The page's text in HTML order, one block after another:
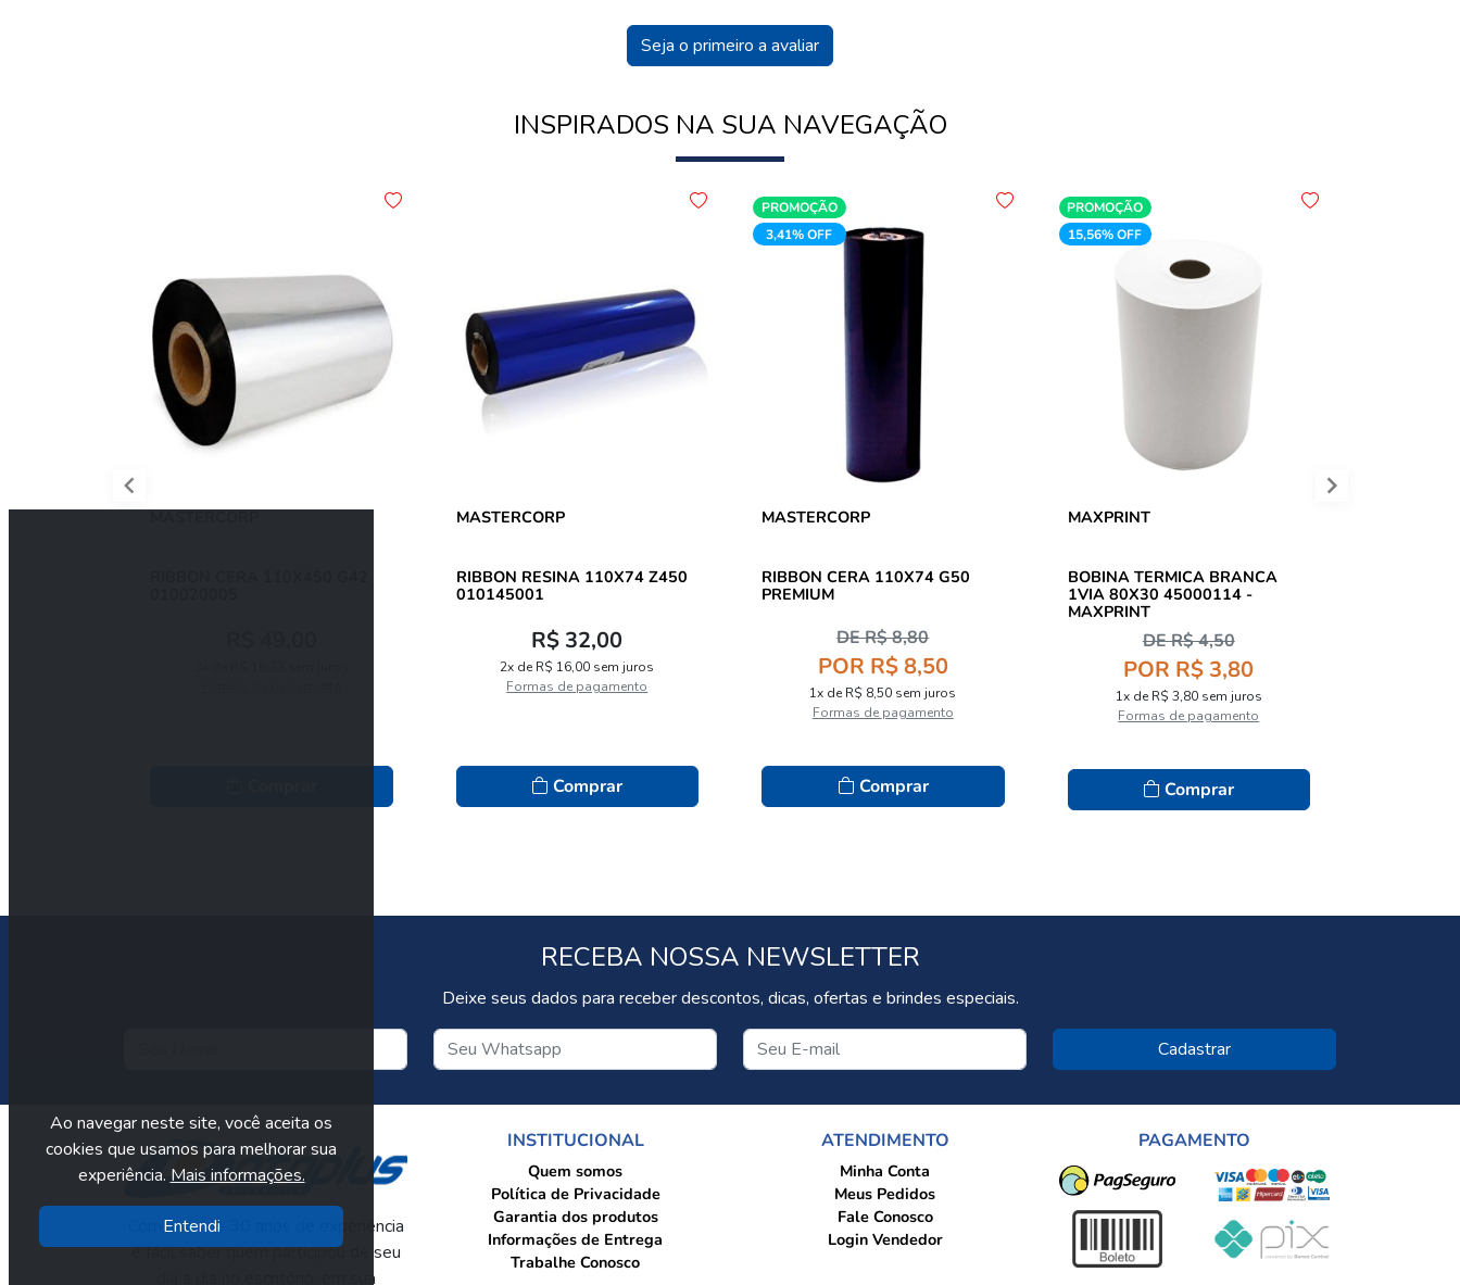
Seja o primeiro a avaliar
INSPIRADOS NA SUA NAVEGAÇÃO
MASTERCORP MASTERCORP
RIBBON RESINA 110X74 Z450
010145001
R$ 32,00
2x de R$ 16,00 sem juros
Formas de pagamento
Comprar
PROMOÇÃO
3,41% OFF
MASTERCORP
RIBBON CERA 110X74 G50
PREMIUM
DE R$ 8,80
POR R$ 8,50
1x de R$ 8,50 sem juros
Formas de pagamento
Comprar
PROMOÇÃO
15,56% OFF
MAXPRINT
BOBINA TERMICA BRANCA
1VIA 80X30 45000114 -
MAXPRINT
DE R$ 4,50
POR R$ 3,80
1x de R$ 3,80 sem juros
Formas de pagamento
Comprar
RECEBA NOSSA NEWSLETTER
Deixe seus dados para receber descontos, dicas, ofertas e brindes especiais.
Cadastrar
Com mais de 30 anos de experiência
é fácil saber quem participou de seu
dia a dia no escritório, em sua
INSTITUCIONAL
Quem somos
Política de Privacidade
Garantia dos produtos
Informações de Entrega
Trabalhe Conosco
ATENDIMENTO
Minha Conta
Meus Pedidos
Fale Conosco
Login Vendedor
PAGAMENTO
Ao navegar neste site, você aceita os
cookies que usamos para melhorar sua
experiência. Mais informações.
Entendi